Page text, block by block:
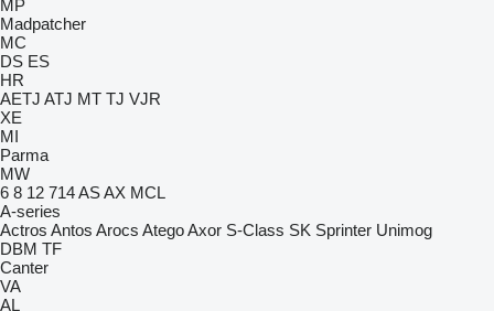
MP
Madpatcher
MC
DS ES
HR
AETJ ATJ MT TJ VJR
XE
MI
Parma
MW
6 8 12 714ASAX MCL
A-series
Actros Antos Arocs AtegoAxor S-Class SK Sprinter Unimog
DBM TF
Canter
VA
AL